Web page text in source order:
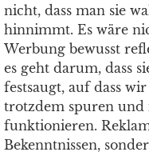
nicht, dass man sie
hinnimmt. Es wäre
Werbung bewusst
es geht darum, dass
festsaugt, auf dass
trotzdem spuren und
funktionieren.
Bekenntnissen,